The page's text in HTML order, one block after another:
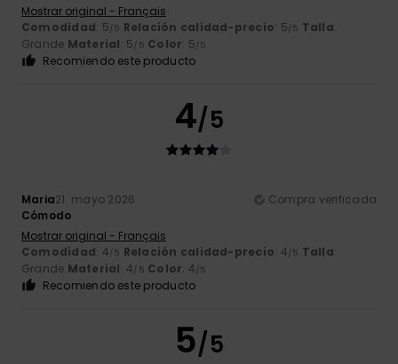
Mostrar original - Français
Comodidad: 5/5 Relación calidad-precio: 5/5 Talla:
Grande Material: 5/5 Color: 5/5
Recomiendo este producto
4/5
Maria21. mayo 2026
Compra verificada
Cómodo
Mostrar original - Français
Comodidad: 4/5 Relación calidad-precio: 4/5 Talla:
Grande Material: 4/5 Color: 4/5
Recomiendo este producto
5/5